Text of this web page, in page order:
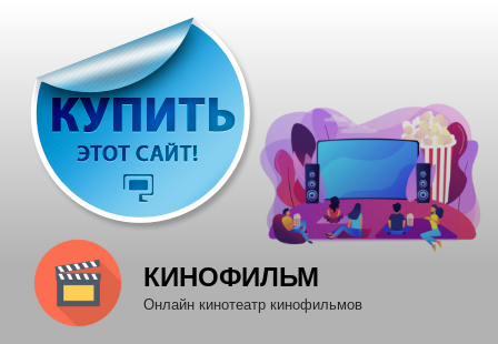
содержимому
КИНОФИЛЬМ
Онлайн кинотеатр кинофильмов